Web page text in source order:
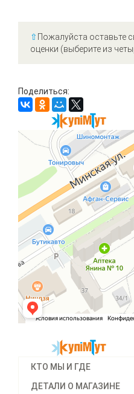
⇧ Пожалуйста оставьте
оценки (выберите из
Поделиться:
КТО МЫ И ГДЕ
ДЕТАЛИ О МАГАЗИНЕ